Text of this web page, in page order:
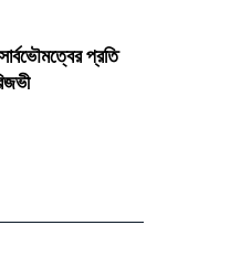
প্রতি